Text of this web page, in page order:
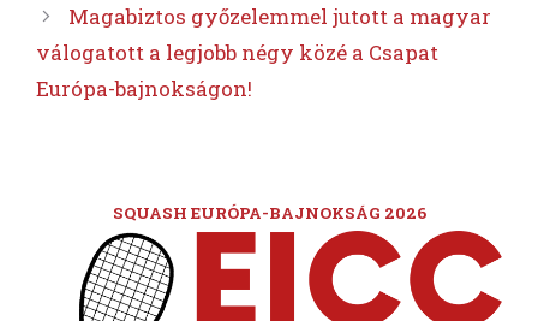
Magabiztos győzelemmel jutott a magyar
válogatott a legjobb négy közé a Csapat
Európa-bajnokságon!
SQUASH EURÓPA-BAJNOKSÁG 2026